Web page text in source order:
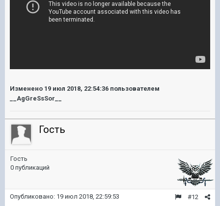
Изменено 19 июл 2018, 22:54:36 пользователем
__AgGreSsSor__
Гость
Гость
0 публикаций
#12
Опубликовано: 19 июл 2018, 22:59:53